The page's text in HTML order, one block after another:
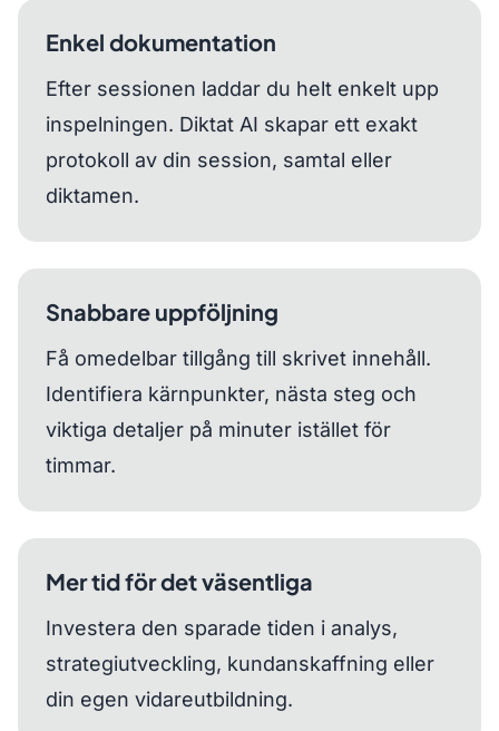
Enkel dokumentation
Efter sessionen laddar du helt enkelt upp
inspelningen. Diktat AI skapar ett exakt
protokoll av din session, samtal eller
diktamen.
Snabbare uppföljning
Få omedelbar tillgång till skrivet innehåll.
Identifiera kärnpunkter, nästa steg och
viktiga detaljer på minuter istället för
timmar.
Mer tid för det väsentliga
Investera den sparade tiden i analys,
strategiutveckling, kundanskaffning eller
din egen vidareutbildning.